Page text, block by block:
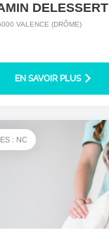
DELESSERT
VALENCE (DRÔME)
EN SAVOIR PLUS
: NC